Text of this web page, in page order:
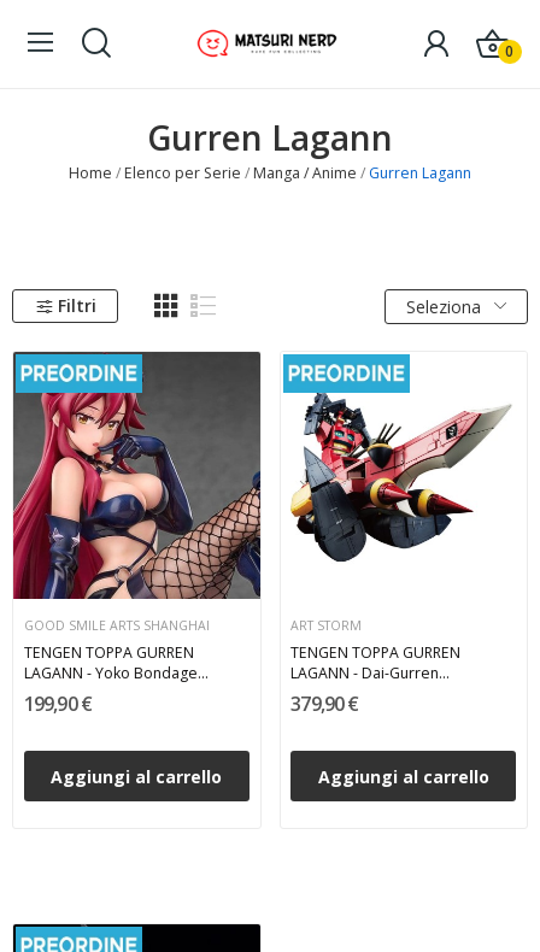
0
Gurren Lagann
Home Elenco per Serie Manga / Anime Gurren Lagann
Filtri Seleziona
GOOD SMILE ARTS SHANGHAI
TENGEN TOPPA GURREN
LAGANN - Yoko Bondage
Costume Ver. 1/7 PVC Figure 17
cm
199,90 €
Aggiungi al carrello
ART STORM
TENGEN TOPPA GURREN
LAGANN - Dai-Gurren
POSE+METAL series Art Storm
PVC Figure 33 cm
379,90 €
Aggiungi al carrello